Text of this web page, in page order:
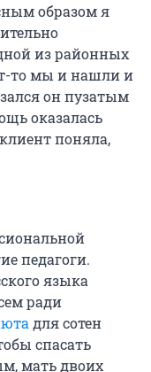
образом я
из районных
то мы и нашли и
он пузатым
оказалась
поняла,
педагоги.
языка
ради
для сотен
спасать
мать двоих